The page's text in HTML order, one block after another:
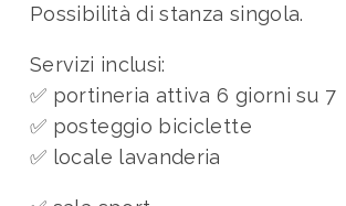
Possibilità di stanza singola.
Servizi inclusi:
✅ portineria attiva 6 giorni su 7
✅ posteggio biciclette
✅ locale lavanderia